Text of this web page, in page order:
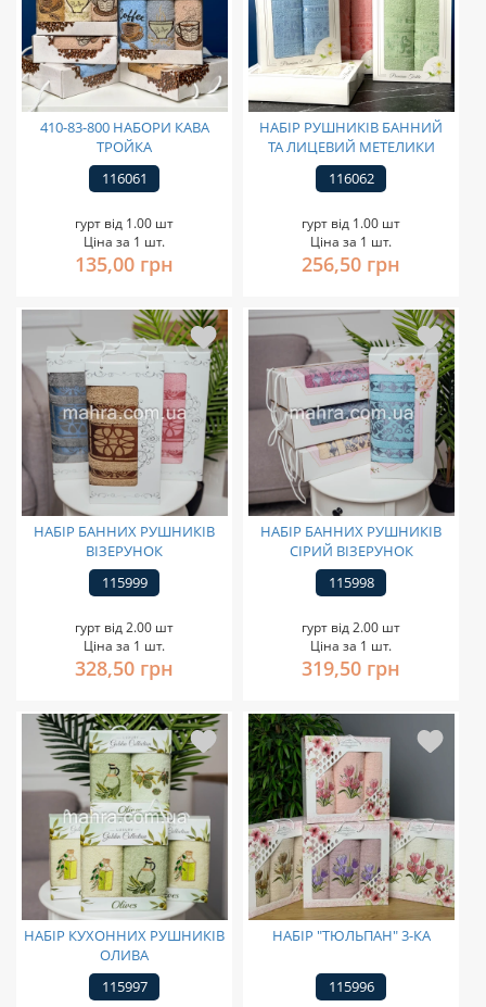
410-83-800 НАБОРИ КАВА
ТРОЙКА
116061
гурт від 1.00 шт
Ціна за 1 шт.
135,00 грн
НАБІР РУШНИКІВ БАННИЙ
ТА ЛИЦЕВИЙ МЕТЕЛИКИ
116062
гурт від 1.00 шт
Ціна за 1 шт.
256,50 грн
НАБІР БАННИХ РУШНИКІВ
ВІЗЕРУНОК
115999
гурт від 2.00 шт
Ціна за 1 шт.
328,50 грн
НАБІР БАННИХ РУШНИКІВ
СІРИЙ ВІЗЕРУНОК
115998
гурт від 2.00 шт
Ціна за 1 шт.
319,50 грн
НАБІР КУХОННИХ РУШНИКІВ
ОЛИВА
115997
НАБІР "ТЮЛЬПАН" 3-КА
115996